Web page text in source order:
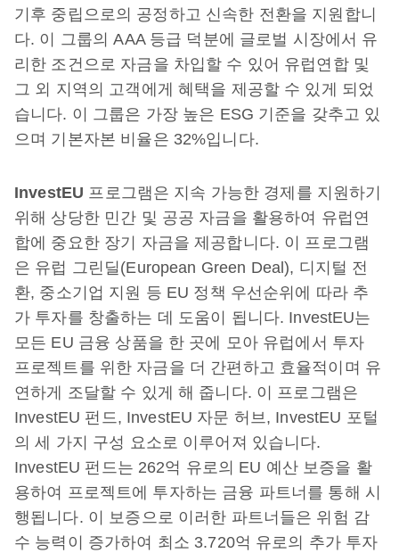
기후 중립으로의 공정하고 신속한 전환을 지원합니
다. 이 그룹의 AAA 등급 덕분에 글로벌 시장에서 유
리한 조건으로 자금을 차입할 수 있어 유럽연합 및
그 외 지역의 고객에게 혜택을 제공할 수 있게 되었
습니다. 이 그룹은 가장 높은 ESG 기준을 갖추고 있
으며 기본자본 비율은 32%입니다.
InvestEU 프로그램은 지속 가능한 경제를 지원하기
위해 상당한 민간 및 공공 자금을 활용하여 유럽연
합에 중요한 장기 자금을 제공합니다. 이 프로그램
은 유럽 그린딜(European Green Deal), 디지털 전
환, 중소기업 지원 등 EU 정책 우선순위에 따라 추
가 투자를 창출하는 데 도움이 됩니다. InvestEU는
모든 EU 금융 상품을 한 곳에 모아 유럽에서 투자
프로젝트를 위한 자금을 더 간편하고 효율적이며 유
연하게 조달할 수 있게 해 줍니다. 이 프로그램은
InvestEU 펀드, InvestEU 자문 허브, InvestEU 포털
의 세 가지 구성 요소로 이루어져 있습니다.
InvestEU 펀드는 262억 유로의 EU 예산 보증을 활
용하여 프로젝트에 투자하는 금융 파트너를 통해 시
행됩니다. 이 보증으로 이러한 파트너들은 위험 감
수 능력이 증가하여 최소 3.720억 유로의 추가 투자